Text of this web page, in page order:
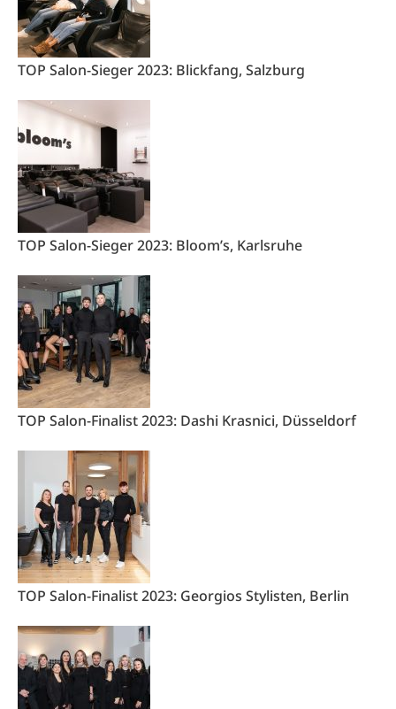
TOP Salon-Sieger 2023: Blickfang, Salzburg
TOP Salon-Sieger 2023: Bloom’s, Karlsruhe
TOP Salon-Finalist 2023: Dashi Krasnici, Düsseldorf
TOP Salon-Finalist 2023: Georgios Stylisten, Berlin